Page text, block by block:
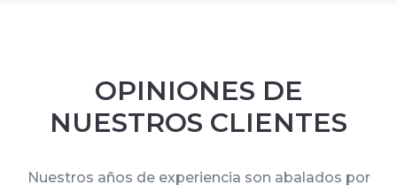
OPINIONES DE
NUESTROS CLIENTES
Nuestros años de experiencia son abalados por